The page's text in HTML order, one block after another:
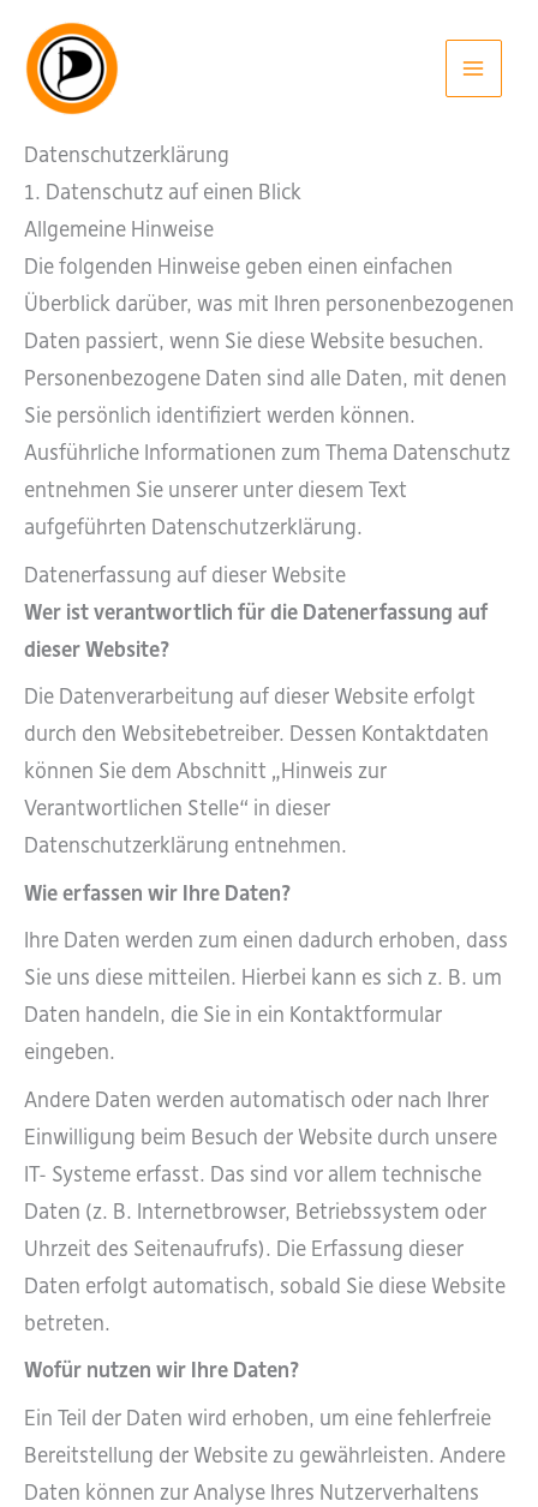
Inhalt
springen
Datenschutzerklärung
1. Datenschutz auf einen Blick
Allgemeine Hinweise
Die folgenden Hinweise geben einen einfachen
Überblick darüber, was mit Ihren personenbezogenen
Daten passiert, wenn Sie diese Website besuchen.
Personenbezogene Daten sind alle Daten, mit denen
Sie persönlich identifiziert werden können.
Ausführliche Informationen zum Thema Datenschutz
entnehmen Sie unserer unter diesem Text
aufgeführten Datenschutzerklärung.
Datenerfassung auf dieser Website
Wer ist verantwortlich für die Datenerfassung auf
dieser Website?
Die Datenverarbeitung auf dieser Website erfolgt
durch den Websitebetreiber. Dessen Kontaktdaten
können Sie dem Abschnitt „Hinweis zur
Verantwortlichen Stelle“ in dieser
Datenschutzerklärung entnehmen.
Wie erfassen wir Ihre Daten?
Ihre Daten werden zum einen dadurch erhoben, dass
Sie uns diese mitteilen. Hierbei kann es sich z. B. um
Daten handeln, die Sie in ein Kontaktformular
eingeben.
Andere Daten werden automatisch oder nach Ihrer
Einwilligung beim Besuch der Website durch unsere
IT- Systeme erfasst. Das sind vor allem technische
Daten (z. B. Internetbrowser, Betriebssystem oder
Uhrzeit des Seitenaufrufs). Die Erfassung dieser
Daten erfolgt automatisch, sobald Sie diese Website
betreten.
Wofür nutzen wir Ihre Daten?
Ein Teil der Daten wird erhoben, um eine fehlerfreie
Bereitstellung der Website zu gewährleisten. Andere
Daten können zur Analyse Ihres Nutzerverhaltens